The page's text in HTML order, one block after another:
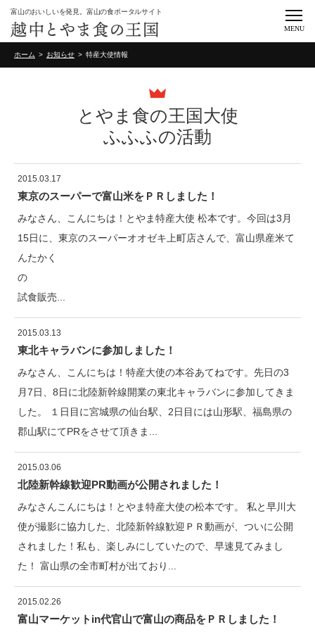
富山のおいしいを発見。富山の食ポータルサイト
MENU
ホーム お知らせ 特産大使情報
とやま食の王国大使
ふふふの活動
2015.03.17
東京のスーパーで富山米をＰＲしました！
みなさん、こんにちは！とやま特産大使 松本です。今回は3月
15日に、東京のスーパーオオゼキ上町店さんで、富山県産米て
んたかく
試食販売...
2015.03.13
東北キャラバンに参加しました！
みなさん、こんにちは！特産大使の本谷あてねです。先日の3
月7日、8日に北陸新幹線開業の東北キャラバンに参加してきま
した。 １日目に宮城県の仙台駅、2日目には山形駅、福島県の
郡山駅にてPRをさせて頂きま...
2015.03.06
北陸新幹線歓迎PR動画が公開されました！
みなさんこんにちは！とやま特産大使の松本です。 私と早川大
使が撮影に協力した、北陸新幹線歓迎ＰＲ動画が、ついに公開
されました！私も、楽しみにしていたので、早速見てみまし
た！ 富山県の全市町村が出ており...
2015.02.26
富山マーケットin代官山で富山の商品をＰＲしました！